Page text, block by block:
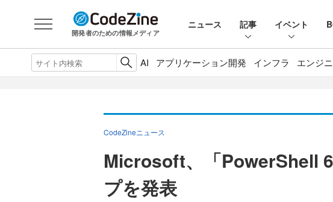
開発者のための情報メディア
ニュース 記事 イベント
AI アプリケーション開発 インフラ エンジ
CodeZineニュース
Microsoft、「PowerShell
プを発表